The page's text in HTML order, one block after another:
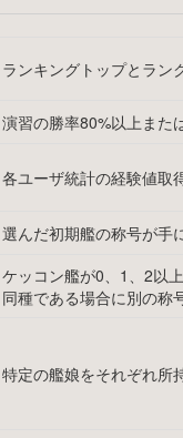
ランキングトップとラン
演習の勝率80%以上また
各ユーザ統計の経験値取
選んだ初期艦の称号が手
ケッコン艦が0、1、2以
同種である場合に別の称
特定の艦娘をそれぞれ所